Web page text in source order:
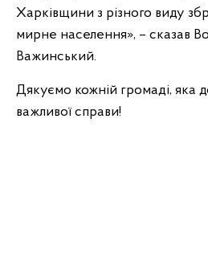
Харківщини з різного виду
мирне населення», – сказав
Важинський.
Дякуємо кожній громаді, яка
важливої справи!